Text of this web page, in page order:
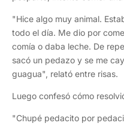
"Hice algo muy animal.
todo el día. Me dio por
comía o daba leche. De
sacó un pedazo y se me
guagua", relató entre risas.
Luego confesó cómo
"Chupé pedacito por